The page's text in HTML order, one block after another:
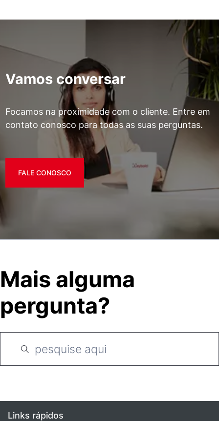
Vamos conversar
Focamos na proximidade com o cliente. Entre em
contato conosco para todas as suas perguntas.
FALE CONOSCO
Mais alguma
pergunta?
Links rápidos